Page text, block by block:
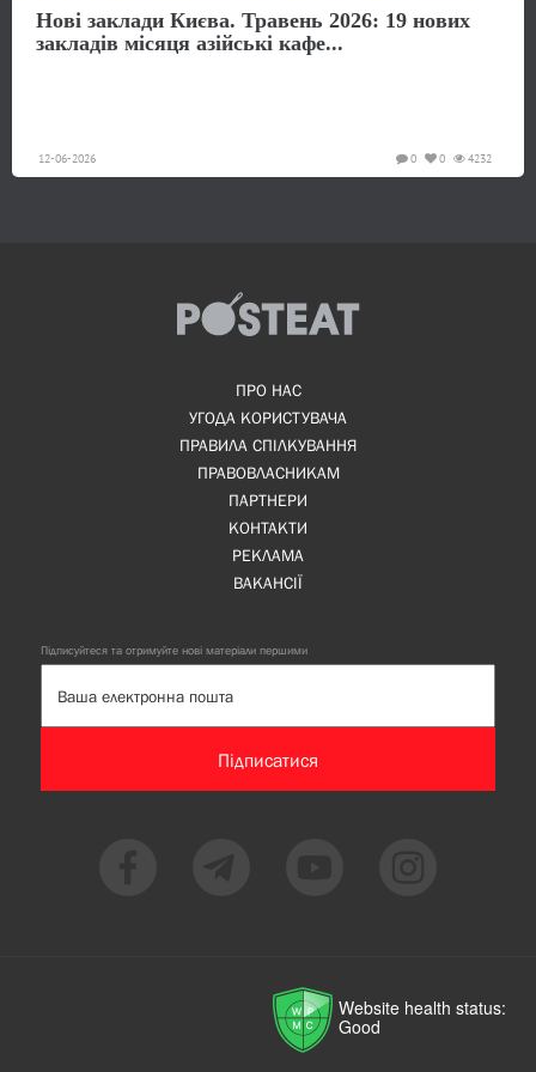
Нові заклади Києва. Травень 2026: 19 нових
закладів місяця азійські кафе...
12-06-2026 4232
0
0
ПРО НАС
УГОДА КОРИСТУВАЧА
ПРАВИЛА СПІЛКУВАННЯ
ПРАВОВЛАСНИКАМ
ПАРТНЕРИ
КОНТАКТИ
РЕКЛАМА
ВАКАНСІЇ
Підписуйтеся та отримуйте нові матеріали першими
Підписатися
Website health status:
Good